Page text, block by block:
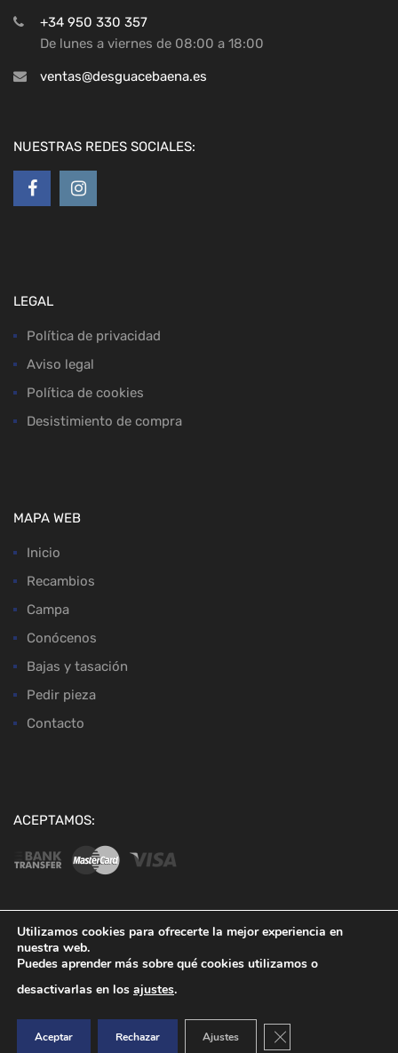
+34 950 330 357
De lunes a viernes de 08:00 a 18:00
ventas@desguacebaena.es
NUESTRAS REDES SOCIALES:
LEGAL
Política de privacidad
Aviso legal
Política de cookies
Desistimiento de compra
MAPA WEB
Inicio
Recambios
Campa
Conócenos
Bajas y tasación
Pedir pieza
Contacto
ACEPTAMOS:
Utilizamos cookies para ofrecerte la mejor experiencia en
nuestra web.
Puedes aprender más sobre qué cookies utilizamos o
desactivarlas en los ajustes.
Aceptar Rechazar Ajustes Cerrar el banner de